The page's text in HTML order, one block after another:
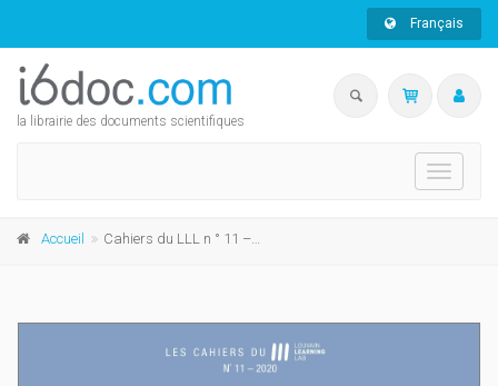
Français
la librairie des documents scientifiques
Toggle
Accueil Cahiers du LLL n ° 11 – 2020